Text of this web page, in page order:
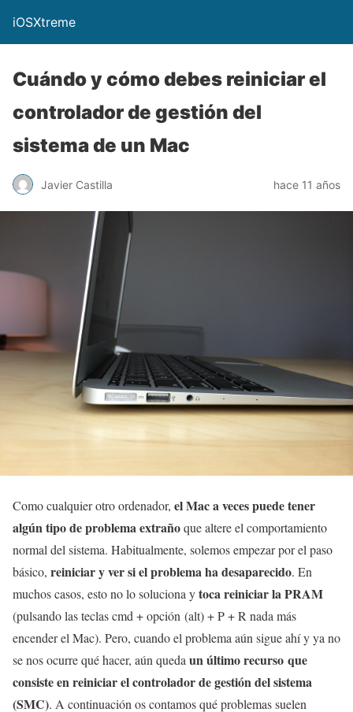
iOSXtreme
Cuándo y cómo debes reiniciar el
controlador de gestión del
sistema de un Mac
Javier Castilla hace 11 años
Como cualquier otro ordenador, el Mac a veces puede tener
algún tipo de problema extrañoque altere el comportamiento
normal del sistema. Habitualmente, solemos empezar por el paso
básico, reiniciar y ver si el problema ha desaparecido. En
muchos casos, esto no lo soluciona ytoca reiniciar la PRAM
(pulsando las teclas cmd + opción (alt) + P + R nada más
encender el Mac). Pero, cuando el problema aún sigue ahí y ya no
se nos ocurre qué hacer, aún queda un último recurso que
consiste en reiniciar el controlador de gestión del sistema
(SMC). A continuación os contamos qué problemas suelen